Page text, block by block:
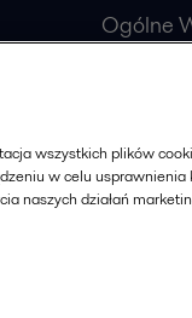
Ogólne
wszystkich plików
w celu
naszych działań